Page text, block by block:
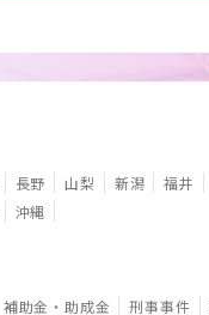
長野 山梨 新潟 福井
沖縄
補助金・助成金 刑事事件